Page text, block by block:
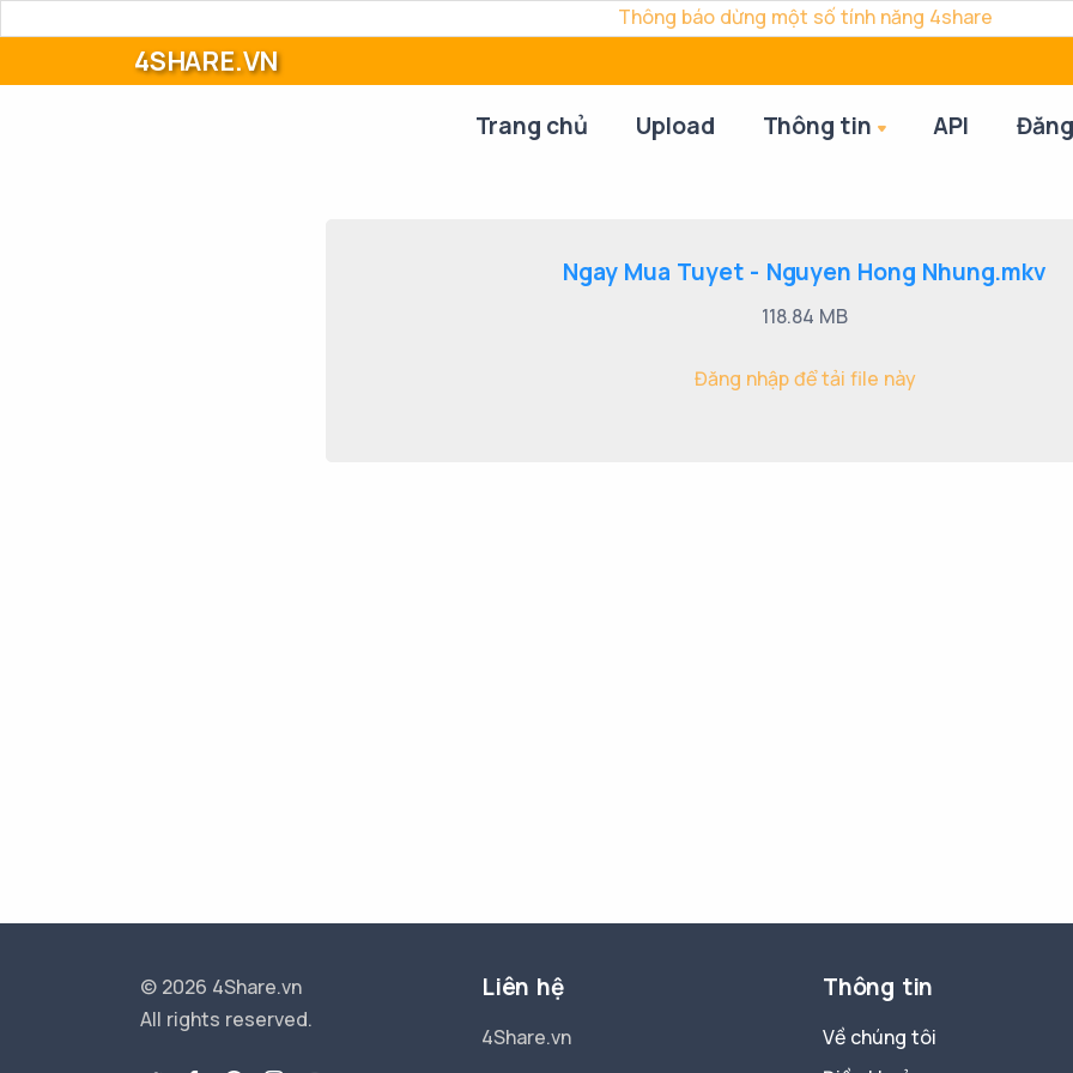
Thông báo dừng một số tính năng 4share
4SHARE.VN
Trang chủ Upload Thông tin API
Ngay Mua Tuyet - Nguyen Hong Nhung.mkv
118.84 MB
Đăng nhập để tải file này
© 2026 4Share.vn
All rights reserved.
Liên hệ
4Share.vn
Thông tin
Về chúng tôi